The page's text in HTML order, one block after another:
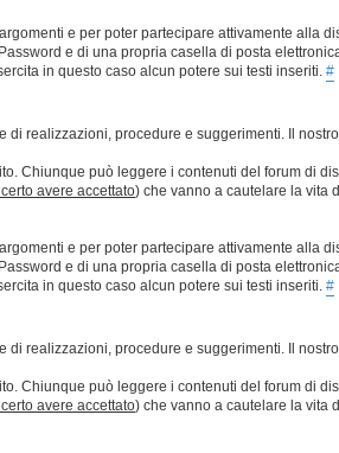
e per poter partecipare attivamente
e di una propria casella di posta
in questo caso alcun potere sui testi inseriti. #
realizzazioni, procedure e suggerimenti. Il
Chiunque può leggere i contenuti del forum di
avere accettato) che vanno a cautelare la vita
e per poter partecipare attivamente
e di una propria casella di posta
in questo caso alcun potere sui testi inseriti. #
realizzazioni, procedure e suggerimenti. Il
Chiunque può leggere i contenuti del forum di
avere accettato) che vanno a cautelare la vita